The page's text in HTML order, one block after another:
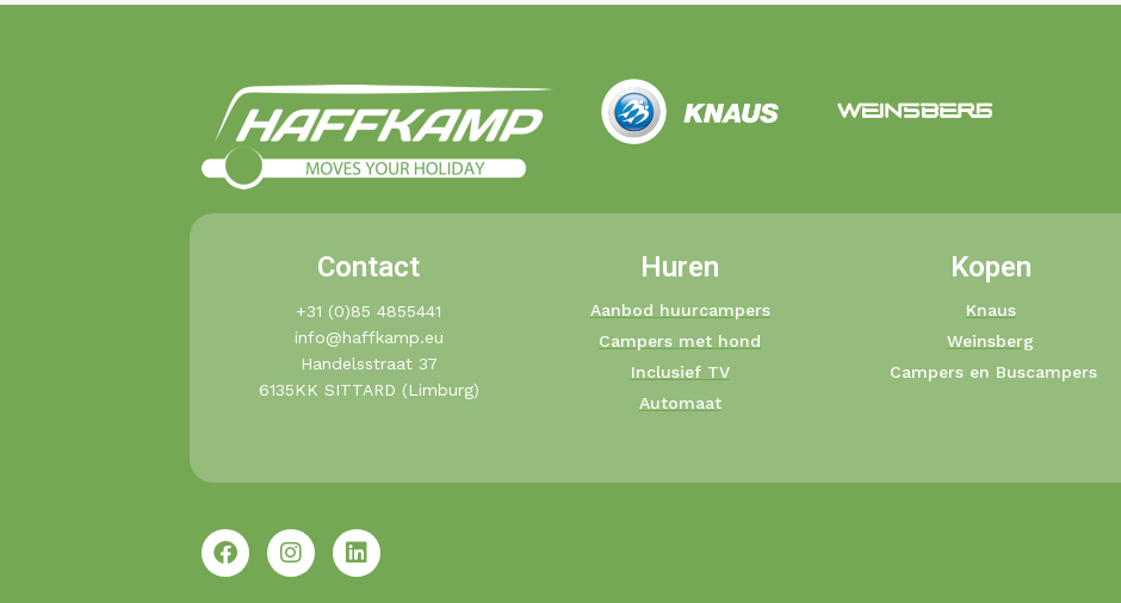
Contact
+31 (0)85 4855441​
info@haffkamp.eu​
Handelsstraat 37
6135KK SITTARD (Limburg)
Huren
Aanbod huurcampers
Campers met hond
Inclusief TV
Automaat
Kopen
Knaus
Weinsberg
Campers en Buscampers